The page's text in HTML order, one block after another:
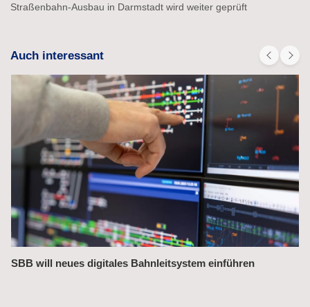
Straßenbahn-Ausbau in Darmstadt wird weiter geprüft
Auch interessant
Bahnchefin rügt Leistungsmängel im